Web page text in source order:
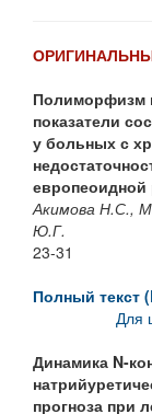
Полиморфизм
показатели
у больных с
европеоидной
Акимова Н.С.,
Ю.Г.
23-31
Полный текст
Для
Динамика N-
прогноза при